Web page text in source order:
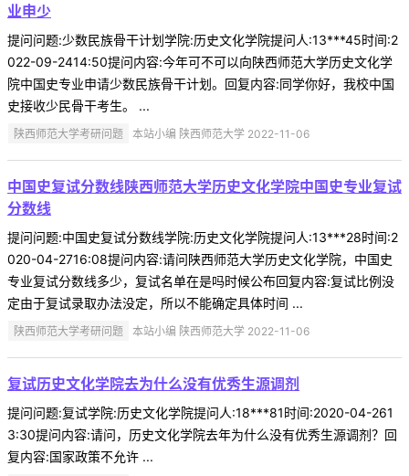
业申少
提问问题:少数民族骨干计划学院:历史文化学院提问人:13***45时间:2
022-09-2414:50提问内容:今年可不可以向陕西师范大学历史文化学
院中国史专业申请少数民族骨干计划。回复内容:同学你好，我校中国
史接收少民骨干考生。 ...
陕西师范大学考研问题 本站小编 陕西师范大学 2022-11-06
中国史复试分数线陕西师范大学历史文化学院中国史专业复试
分数线
提问问题:中国史复试分数线学院:历史文化学院提问人:13***28时间:2
020-04-2716:08提问内容:请问陕西师范大学历史文化学院，中国史
专业复试分数线多少，复试名单在是吗时候公布回复内容:复试比例没
定由于复试录取办法没定，所以不能确定具体时间 ...
陕西师范大学考研问题 本站小编 陕西师范大学 2022-11-06
复试历史文化学院去为什么没有优秀生源调剂
提问问题:复试学院:历史文化学院提问人:18***81时间:2020-04-261
3:30提问内容:请问，历史文化学院去年为什么没有优秀生源调剂？回
复内容:国家政策不允许 ...